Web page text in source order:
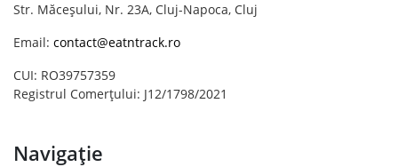
Str. Măceșului, Nr. 23A, Cluj-Napoca, Cluj
Email: contact@eatntrack.ro
CUI: RO39757359
Registrul Comerțului: J12/1798/2021
Navigație